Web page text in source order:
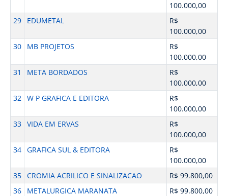
100.000,00
29
EDUMETAL
R$
100.000,00
30
MB PROJETOS
R$
100.000,00
31
META BORDADOS
R$
100.000,00
32 W P GRAFICA E EDITORA
R$
100.000,00
33 VIDA EM ERVAS
R$
100.000,00
34 GRAFICA SUL & EDITORA
R$
100.000,00
35 CROMIA ACRILICO E SINALIZACAO
R$ 99.800,00
36
METALURGICA MARANATA
R$ 99.800,00